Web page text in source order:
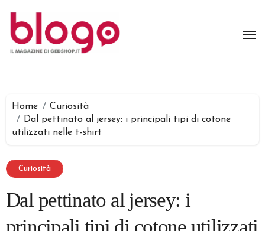
contenuto
Home
Curiosità
Dal pettinato al jersey: i principali tipi di cotone
utilizzati nelle t-shirt
Curiosità
Dal pettinato al jersey: i